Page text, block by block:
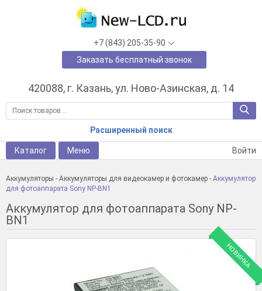
420088, г. Казань, ул. Ново-Азинская, д. 14
Расширенный поиск
+7 (843) 205-35-90
Заказать бесплатный звонок
Каталог Меню Войти
Аккумуляторы - Аккумуляторы для видеокамер и фотокамер - Аккумулятор
для фотоаппарата Sony NP-BN1
Аккумулятор для фотоаппарата Sony NP-
BN1
НОВИНКА